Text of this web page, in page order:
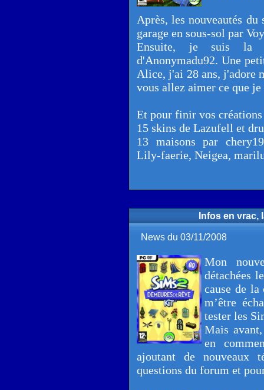
Après, les nouveautés
garage en sous-sol par
Ensuite, je suis la
d'Anonymadu92. Une
Alice, j'ai 28 ans, j'adore
vous allez aimer ce que
Et pour finir vos
15 skins de Lazufell et
13 maisons par
Lily-faerie, Neigea,
Infos en vrac,
News du 03/11/2008
Mon
détachées
cause de
m’être
tester les
Mais
en
ajoutant de nouveaux
questions du forum et